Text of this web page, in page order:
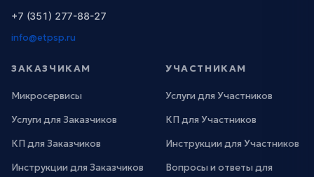
+7 (351) 277-88-27
info@etpsp.ru
ЗАКАЗЧИКАМ
Микросервисы
Услуги для Заказчиков
КП для Заказчиков
Инструкции для Заказчиков
УЧАСТНИКАМ
Услуги для Участников
КП для Участников
Инструкции для Участников
Вопросы и ответы для